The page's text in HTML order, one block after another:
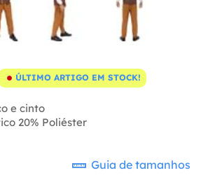
ÚLTIMO ARTIGO EM STOCK!
e cinto
20% Poliéster
Guia de tamanhos